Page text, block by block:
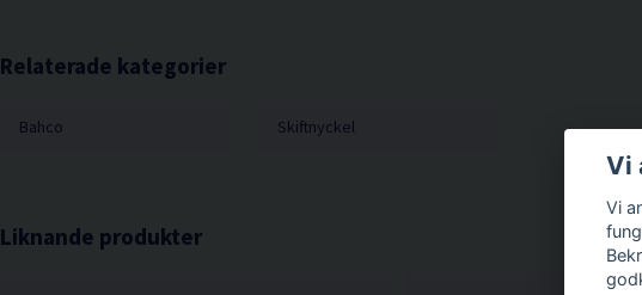
Relaterade kategorier
Bahco Skiftnyckel
Liknande produkter
Vi
Vi